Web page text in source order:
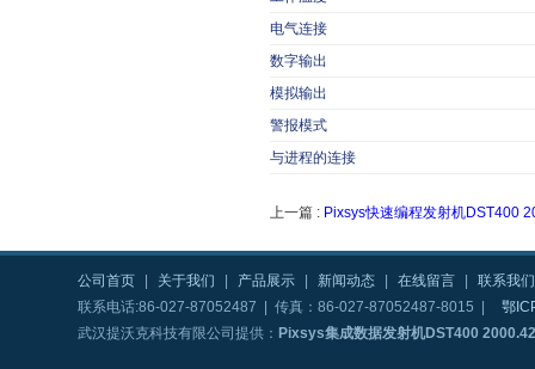
电气连接
数字输出
模拟输出
警报模式
与进程的连接
上一篇 : Pixsys快速编程发射机DST400
公司首页 关于我们 产品展示 新闻动态 在线留言
联系我们
联系电话:86-027-87052487 | 传真：86-027-87052487-8015 |
鄂
武汉提沃克科技有限公司提供： Pixsys集成数据发射机DST400